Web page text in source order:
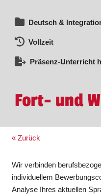
Deutsch &
Vollzeit
Präsenz-Unterricht
Fort- und
« Zurück
Wir verbinden
individuellem
Analyse Ihres aktuellen